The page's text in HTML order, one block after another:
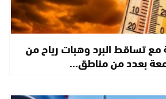
تساقط البرد وهبات رياح من
بعدد من مناطق…